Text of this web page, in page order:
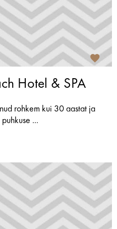
Hotel & SPA
rohkem kui 30 aastat ja
...